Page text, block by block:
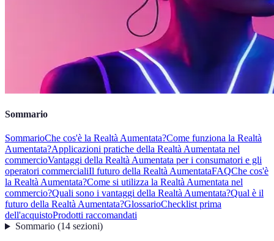
Sommario
SommarioChe cos'è la Realtà Aumentata?Come funziona la Realtà
Aumentata?Applicazioni pratiche della Realtà Aumentata nel
commercioVantaggi della Realtà Aumentata per i consumatori e gli
operatori commercialiIl futuro della Realtà AumentataFAQChe cos'è
la Realtà Aumentata?Come si utilizza la Realtà Aumentata nel
commercio?Quali sono i vantaggi della Realtà Aumentata?Qual è il
futuro della Realtà Aumentata?GlossarioChecklist prima
dell'acquistoProdotti raccomandati
Sommario(14 sezioni)